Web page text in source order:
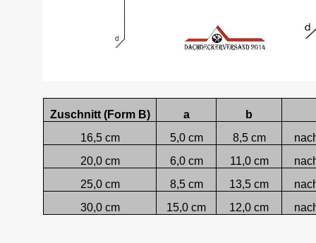
Zuschnitt (Form B) a b
16,5 cm
5,0 cm 8,5 cm
20,0 cm
6,0 cm 11,0 cm
25,0 cm
8,5 cm 13,5 cm
30,0 cm
15,0 cm 12,0 cm